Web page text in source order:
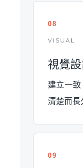
08
VISUAL
視覺
建立一
清楚而長
09